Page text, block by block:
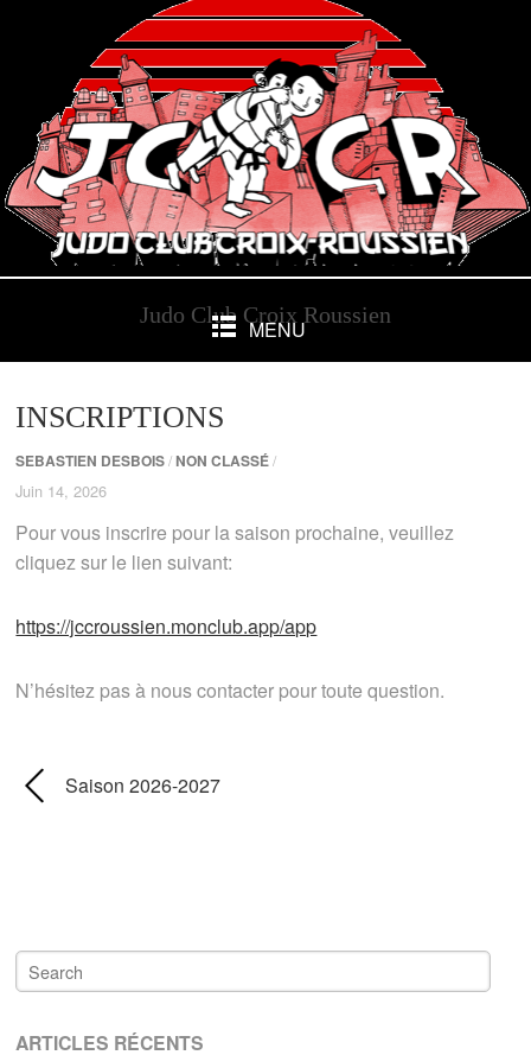
Judo Club Croix Roussien
MENU
INSCRIPTIONS
SEBASTIEN DESBOIS / NON CLASSÉ /
Juin 14, 2026
Pour vous inscrire pour la saison prochaine, veuillez
cliquez sur le lien suivant:
https://jccroussien.monclub.app/app
N’hésitez pas à nous contacter pour toute question.
Saison 2026-2027
ARTICLES RÉCENTS